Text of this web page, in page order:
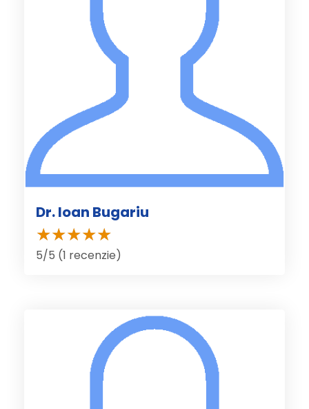
Dr. Ioan Bugariu
5/5 (1 recenzie)